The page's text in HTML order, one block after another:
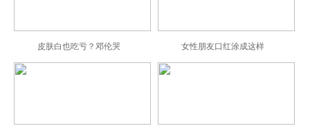
皮肤白也吃亏？邓伦哭 女性朋友口红涂成这样